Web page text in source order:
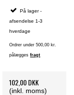
På lager -
afsendelse 1-3
hverdage
Ordrer under 500,00 kr.
pålæggesfragt
102,00 DKK
(inkl. moms)